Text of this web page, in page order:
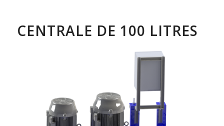
CENTRALE DE 100 LITRES